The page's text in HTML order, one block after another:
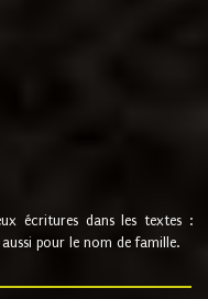
écritures dans les textes :
pour le nom de famille.